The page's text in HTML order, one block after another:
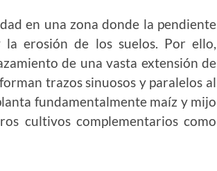
en una zona donde la pendiente
erosión de los suelos. Por ello,
de una vasta extensión de
trazos sinuosos y paralelos al
fundamentalmente maíz y mijo
cultivos complementarios como